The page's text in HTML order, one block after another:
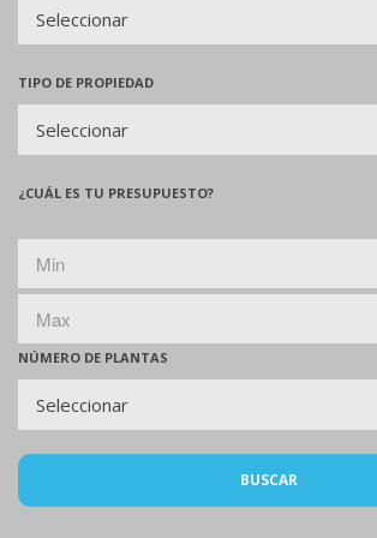
TIPO DE PROPIEDAD
¿CUÁL ES TU PRESUPUESTO?
NÚMERO DE PLANTAS
BUSCAR